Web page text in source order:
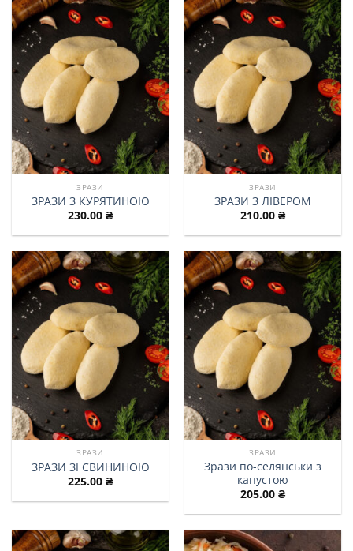
ЗРАЗИ
ЗРАЗИ З КУРЯТИНОЮ
230.00 ₴
ЗРАЗИ
ЗРАЗИ З ЛІВЕРОМ
210.00 ₴
ЗРАЗИ
ЗРАЗИ ЗІ СВИНИНОЮ
225.00 ₴
ЗРАЗИ
Зрази по-селянськи з
капустою
205.00 ₴